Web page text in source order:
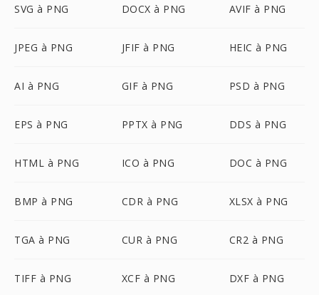
SVG à PNG DOCX à PNG AVIF à PNG
JPEG à PNG JFIF à PNG HEIC à PNG
AI à PNG GIF à PNG PSD à PNG
EPS à PNG PPTX à PNG DDS à PNG
HTML à PNG ICO à PNG DOC à PNG
BMP à PNG CDR à PNG XLSX à PNG
TGA à PNG CUR à PNG CR2 à PNG
TIFF à PNG XCF à PNG DXF à PNG